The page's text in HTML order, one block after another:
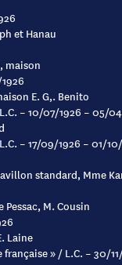
et Hanau
maison
E. G,. Benito
– 10/07/1926 – 05/
– 17/09/1926 – 01/
standard, Mme
M. Cousin
Laine
» / L.C. – 30/